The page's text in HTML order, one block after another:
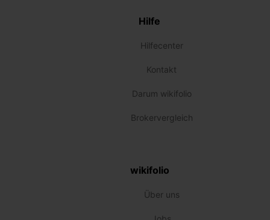
Hilfe
Hilfecenter
Kontakt
Darum wikifolio
Brokervergleich
wikifolio
Über uns